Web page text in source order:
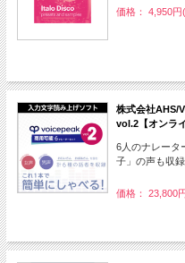
価格： 4,950円
株式会社AHS/
vol.2【オンラ
6人のナレータ
子」の声も収
価格： 23,800